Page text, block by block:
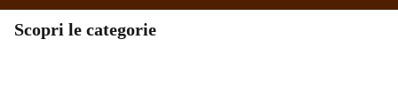
Scopri le categorie